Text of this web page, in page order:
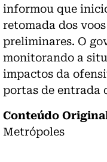
informou que
retomada dos
preliminares. O
monitorando a
impactos da
portas de entrada
Conteúdo
Metrópoles